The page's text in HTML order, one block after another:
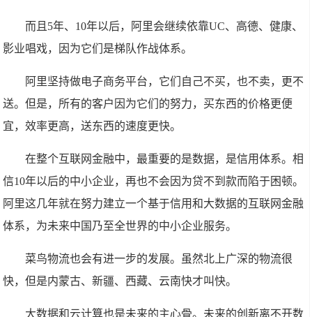
而且5年、10年以后，阿里会继续依靠UC、高德、健康、
影业唱戏，因为它们是梯队作战体系。
阿里坚持做电子商务平台，它们自己不买，也不卖，更不
送。但是，所有的客户因为它们的努力，买东西的价格更便
宜，效率更高，送东西的速度更快。
在整个互联网金融中，最重要的是数据，是信用体系。相
信10年以后的中小企业，再也不会因为贷不到款而陷于困顿。
阿里这几年就在努力建立一个基于信用和大数据的互联网金融
体系，为未来中国乃至全世界的中小企业服务。
菜鸟物流也会有进一步的发展。虽然北上广深的物流很
快，但是内蒙古、新疆、西藏、云南快才叫快。
大数据和云计算也是未来的主心骨。未来的创新离不开数